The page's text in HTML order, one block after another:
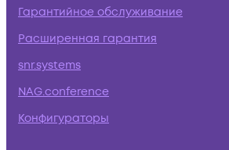
Гарантийное обслуживание
Расширенная гарантия
snr.systems
NAG.conference
Конфигураторы